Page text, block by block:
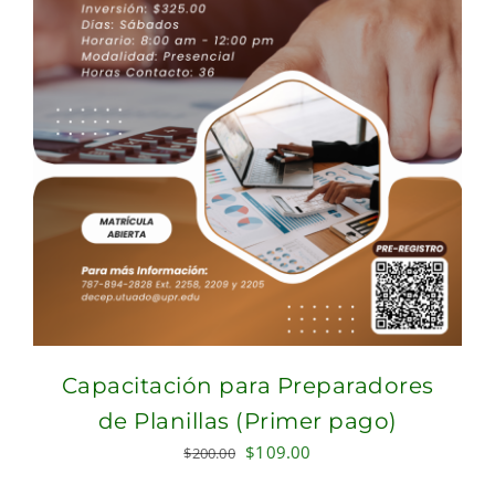
Capacitación para Preparadores
de Planillas (Primer pago)
$200.00 Original
$109.00